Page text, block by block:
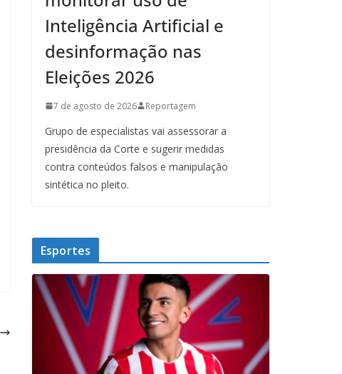
Inteligência Artificial e
desinformação nas
Eleições 2026
7 de agosto de 2026 Reportagem
Grupo de especialistas vai assessorar a
presidência da Corte e sugerir medidas
contra conteúdos falsos e manipulação
sintética no pleito.
Esportes